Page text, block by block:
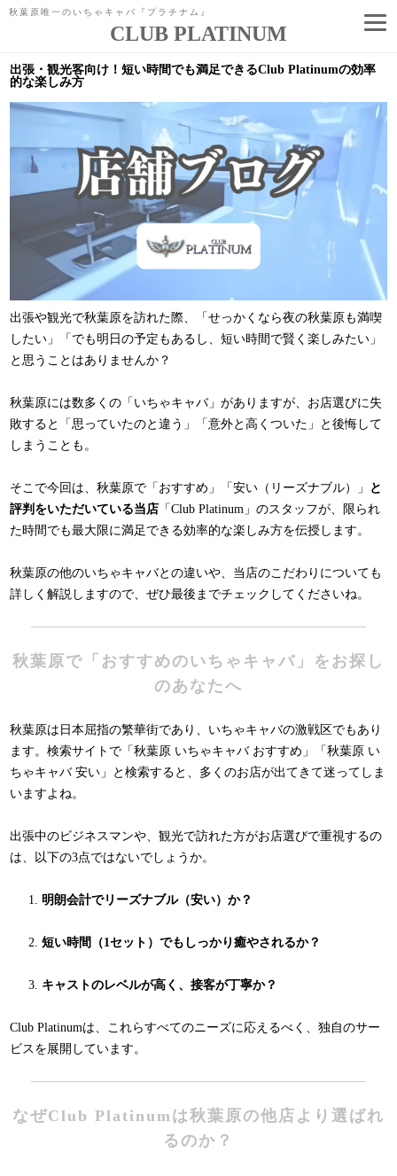
秋葉原唯一のいちゃキャバ『プラチナム』
CLUB PLATINUM
ン
テ
ツ
ス
ッ
プ
出張・観光客向け！短い時間でも満足できるClub Platinumの効率
的な楽しみ方
出張や観光で秋葉原を訪れた際、「せっかくなら夜の秋葉原も満喫
したい」「でも明日の予定もあるし、短い時間で賢く楽しみたい」
と思うことはありませんか？
秋葉原には数多くの「いちゃキャバ」がありますが、お店選びに失
敗すると「思っていたのと違う」「意外と高くついた」と後悔して
しまうことも。
そこで今回は、秋葉原で「おすすめ」「安い（リーズナブル）」
と
評判をいただいている当店 「Club Platinum」のスタッフが、限られ
た時間でも最大限に満足できる効率的な楽しみ方を伝授します。
秋葉原の他のいちゃキャバとの違いや、当店のこだわりについても
詳しく解説しますので、ぜひ最後までチェックしてくださいね。
秋葉原で「おすすめのいちゃキャバ」をお探し
のあなたへ
秋葉原は日本屈指の繁華街であり、いちゃキャバの激戦区でもあり
ます。検索サイトで「秋葉原 いちゃキャバ おすすめ」「秋葉原 い
ちゃキャバ 安い」と検索すると、多くのお店が出てきて迷ってしま
いますよね。
出張中のビジネスマンや、観光で訪れた方がお店選びで重視するの
は、以下の3点ではないでしょうか。
明朗会計でリーズナブル（安い）か？
短い時間（1セット）でもしっかり癒やされるか？
キャストのレベルが高く、接客が丁寧か？
Club Platinumは、これらすべてのニーズに応えるべく、独自のサー
ビスを展開しています。
なぜClub Platinumは秋葉原の他店より選ばれ
るのか？